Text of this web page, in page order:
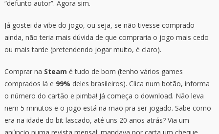
“defunto autor”. Agora sim.
Já gostei da vibe do jogo, ou seja, se não tivesse comprado
ainda, não teria mais dúvida de que compraria o jogo mais cedo
ou mais tarde (pretendendo jogar muito, é claro).
Comprar na Steam é tudo de bom (tenho vários games
comprados lá e 99% deles brasileiros). Clica num botão, informa
o número do cartão e pimba! Já começa o download. Não leva
nem 5 minutos e o jogo está na mão pra ser jogado. Sabe como
era na idade do bit lascado, até uns 20 anos atrás? Via um